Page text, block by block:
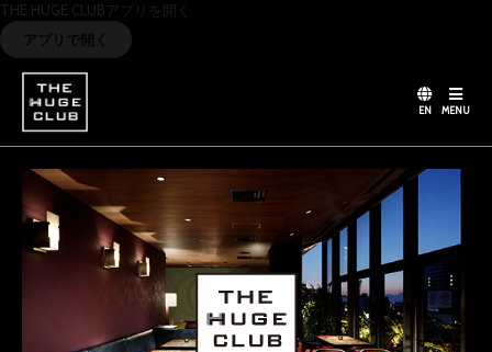
THE HUGE CLUBアプリを開く
EN MENU